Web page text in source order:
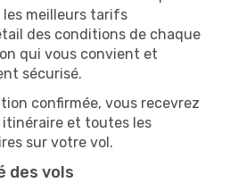
les meilleurs tarifs
des conditions de chaque
qui vous convient et
sécurisé.
confirmée, vous recevrez
et toutes les
sur votre vol.
des vols